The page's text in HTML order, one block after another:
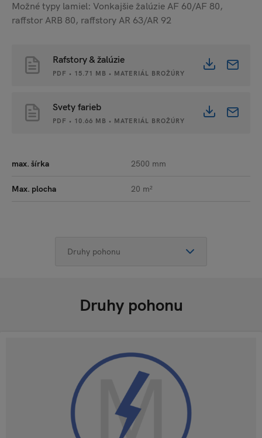
Možné typy lamiel: Vonkajšie žalúzie AF 60/AF 80,
raffstor ARB 80, raffstory AR 63/AR 92
Rafstory & žalúzie
PDF • 15.71 MB • MATERIÁL BROŽÚRY
Svety farieb
PDF • 10.66 MB • MATERIÁL BROŽÚRY
max. šírka 2500 mm
Max. plocha 20 m²
Druhy pohonu